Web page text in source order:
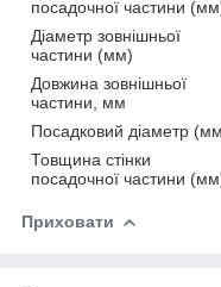
посадочної частини
Діаметр зовнішньої
частини (мм)
Довжина зовнішньої
частини, мм
Посадковий діаметр
Товщина стінки
посадочної частини
Приховати